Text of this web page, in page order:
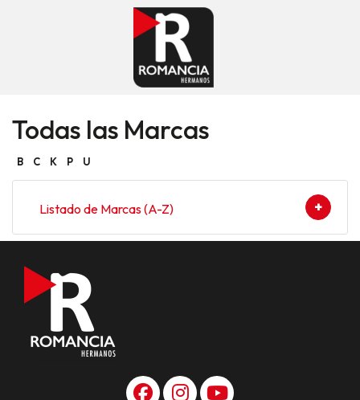
Todas las Marcas
B C K P U
Listado de Marcas (A-Z)